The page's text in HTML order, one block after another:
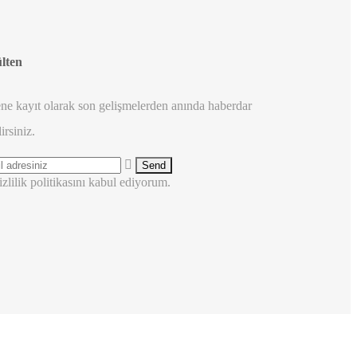
kayıt olarak son gelişmelerden anında haberdar
politikasını kabul ediyorum.